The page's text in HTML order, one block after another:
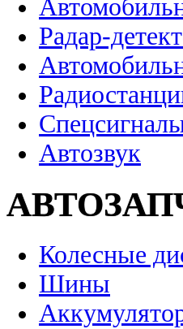
Радар-
Автозвук
Колесные
Шины